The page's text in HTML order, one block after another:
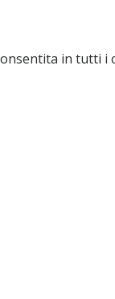
in tutti